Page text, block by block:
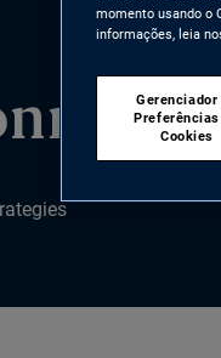
momento usando o
informações, leia
Gerenciador
Cookies